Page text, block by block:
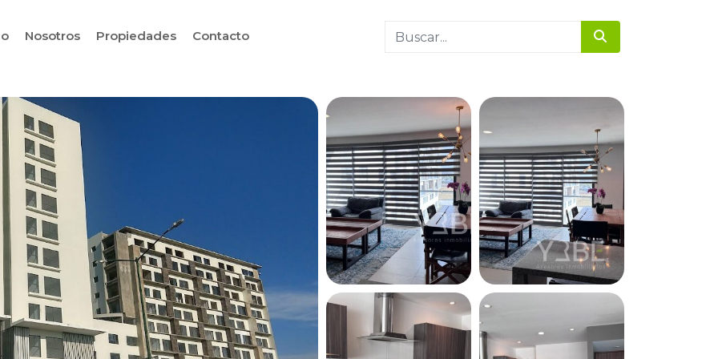
Nosotros Propiedades Contacto